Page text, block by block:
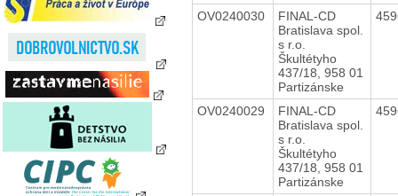
OV0240030
FINAL-CD
Bratislava spol.
s r.o.
Škultétyho
437/18, 958 01
Partizánske
OV0240029
FINAL-CD
Bratislava spol.
s r.o.
Škultétyho
437/18, 958 01
Partizánske